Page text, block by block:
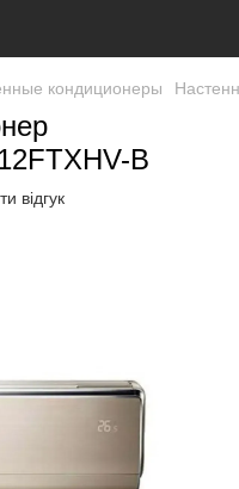
кондиционеры
B
відгук